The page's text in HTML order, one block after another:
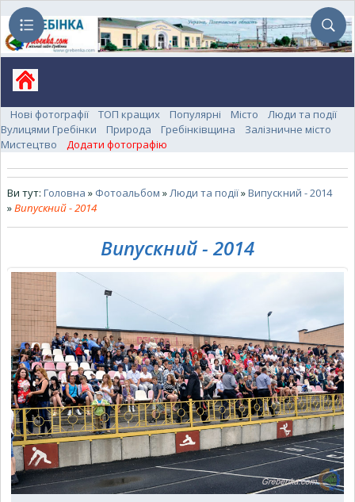
Нові фотографії ТОП кращих Популярні Місто
Люди та події
Вулицями Гребінки
Природа Гребінківщина
Залізничне місто
Мистецтво
Додати фотографію
Ви тут: Головна » Фотоальбом » Люди та події»Випускний - 2014
»Випускний - 2014
Випускний - 2014